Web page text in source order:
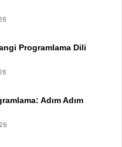
Programlama Dili
Adım Adım